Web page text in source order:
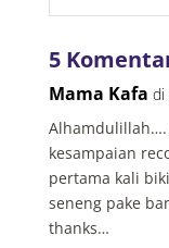
5
Mama Kafa di
kesampaian
pertama kali
seneng pake
thanks…